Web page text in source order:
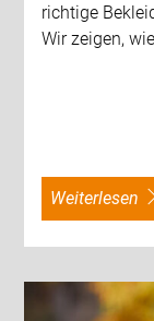
richtige
Wir zeigen,
weiterlesen